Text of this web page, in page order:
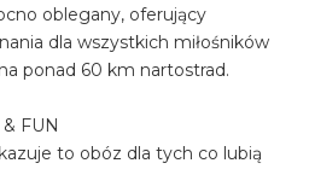
oblegany, oferujący
dla wszystkich miłośników
ponad 60 km nartostrad.
FUN
to obóz dla tych co lubią